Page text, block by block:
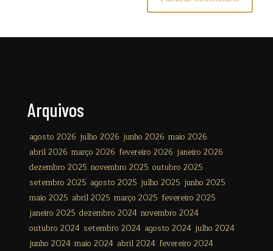
Arquivos
agosto 2026 julho 2026 junho 2026 maio 2026
abril 2026 março 2026 fevereiro 2026 janeiro 2026
dezembro 2025 novembro 2025 outubro 2025
setembro 2025 agosto 2025 julho 2025 junho 2025
maio 2025 abril 2025 março 2025 fevereiro 2025
janeiro 2025 dezembro 2024 novembro 2024
outubro 2024 setembro 2024 agosto 2024 julho 2024
junho 2024 maio 2024 abril 2024 fevereiro 2024